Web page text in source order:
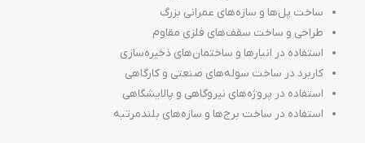
ساخت پل‌ها و سازه‌های عمرانی بزرگ
طراحی و ساخت سقف‌های فلزی مقاوم
استفاده در انبارها و ساختمان‌های ذخیره‌سازی
کاربرد در ساخت سوله‌های صنعتی و کارگاهی
استفاده در پروژه‌های نیروگاهی و پالایشگاهی
استفاده در ساخت برج‌ها و سازه‌های بلندمرتبه